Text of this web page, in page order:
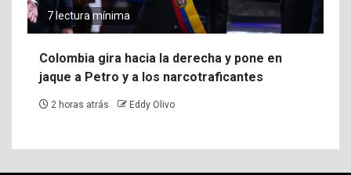
7 lectura mínima
Colombia gira hacia la derecha y pone en
jaque a Petro y a los narcotraficantes
2 horas atrás Eddy Olivo